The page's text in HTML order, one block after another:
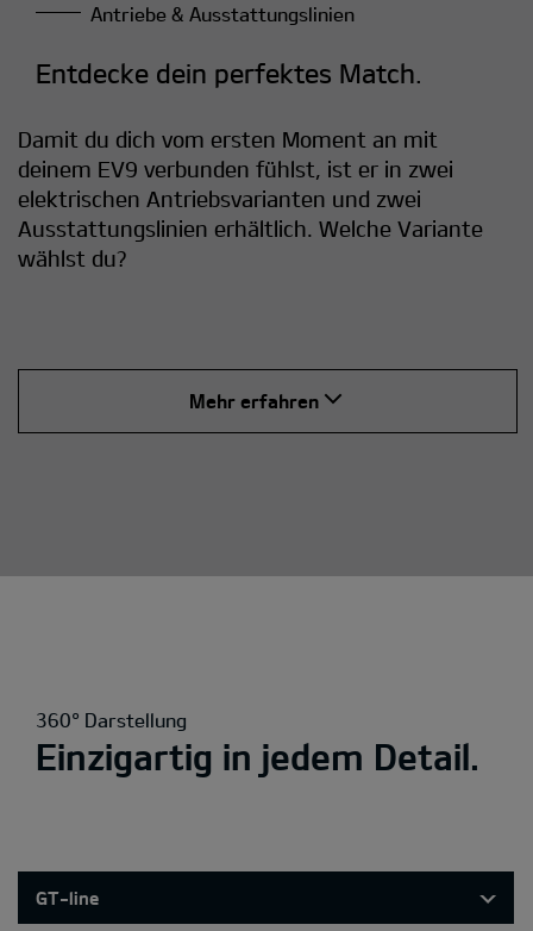
Antriebe & Ausstattungslinien
Entdecke dein perfektes Match.
Damit du dich vom ersten Moment an mit
deinem EV9 verbunden fühlst, ist er in zwei
elektrischen Antriebsvarianten und zwei
Ausstattungslinien erhältlich. Welche Variante
wählst du?
Mehr erfahren
360° Darstellung
Einzigartig in jedem Detail.
GT-line